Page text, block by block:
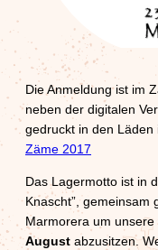
Die Anmeldung ist im
neben der digitalen
gedruckt in den Läden
Zäme 2017
Das Lagermotto ist in
Knascht”, gemeinsam
Marmorera um
August abzusitzen.